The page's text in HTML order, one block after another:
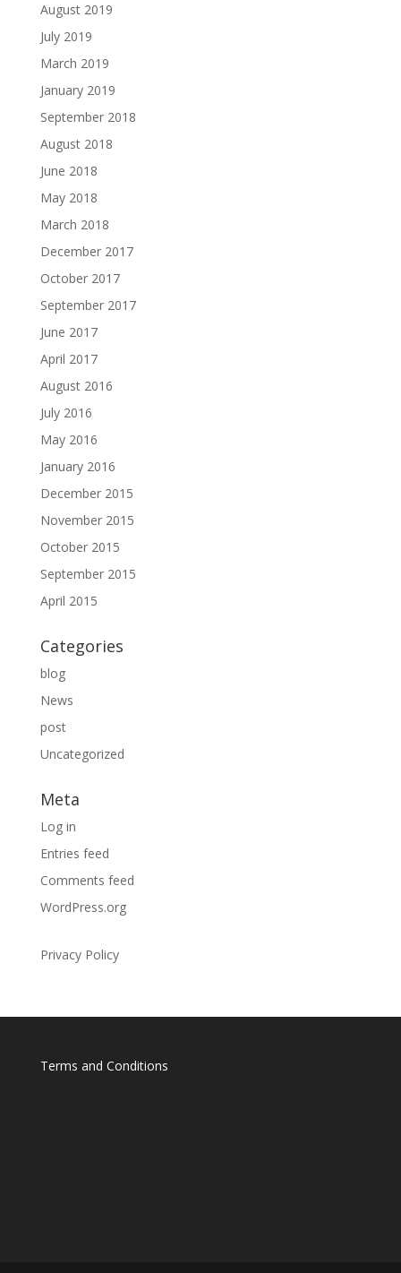
August 2019
July 2019
March 2019
January 2019
September 2018
August 2018
June 2018
May 2018
March 2018
December 2017
October 2017
September 2017
June 2017
April 2017
August 2016
July 2016
May 2016
January 2016
December 2015
November 2015
October 2015
September 2015
April 2015
Categories
blog
News
post
Uncategorized
Meta
Log in
Entries feed
Comments feed
WordPress.org
Privacy Policy
Terms and Conditions